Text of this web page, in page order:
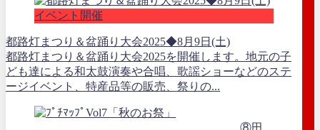
イベント開催
都路灯まつり＆盆踊り大会2025◆8月9日(土)
都路灯まつり＆盆踊り大会2025を開催します。地元の子
ども達による和太鼓演奏や合唱、歌謡ショーなどのステ
ージイベント、特産品等の販売、祭りの...